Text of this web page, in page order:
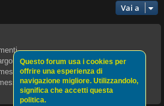
Vai a
Questo forum usa i cookies per
offrire una esperienza di
navigazione migliore. Utilizzandolo,
significa che accetti questa
politica.